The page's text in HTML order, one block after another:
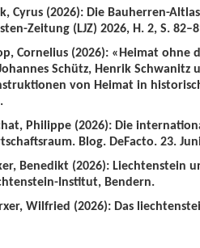
Cyrus (2026): Die Bauherren-
Zeitung (LJZ) 2026, H. 2, S.
Cornelius (2026): «Heimat
Schütz, Henrik
von Heimat in
Philippe (2026): Die
Blog. DeFacto. 23.
Benedikt (2026): Liechtenstein
Institut, Bendern.
Wilfried (2026): Das